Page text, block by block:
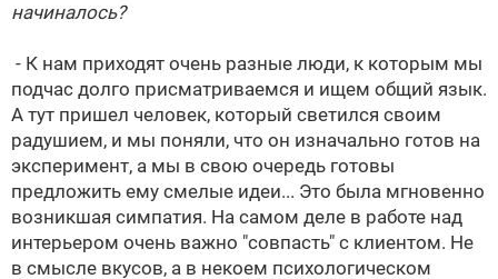
начиналось?
- К нам приходят очень разные люди, к которым мы
подчас долго присматриваемся и ищем общий язык.
А тут пришел человек, который светился своим
радушием, и мы поняли, что он изначально готов на
эксперимент, а мы в свою очередь готовы
предложить ему смелые идеи... Это была мгновенно
возникшая симпатия. На самом деле в работе над
интерьером очень важно "совпасть" с клиентом. Не
в смысле вкусов, а в некоем психологическом